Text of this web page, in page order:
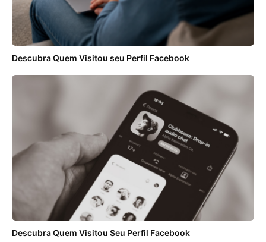
Descubra Quem Visitou seu Perfil Facebook
Descubra Quem Visitou Seu Perfil Facebook